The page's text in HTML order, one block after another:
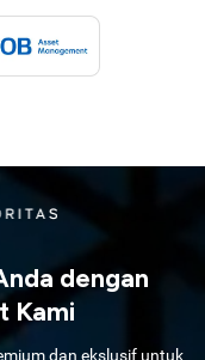
dengan
Kami
dan ekslusif untuk